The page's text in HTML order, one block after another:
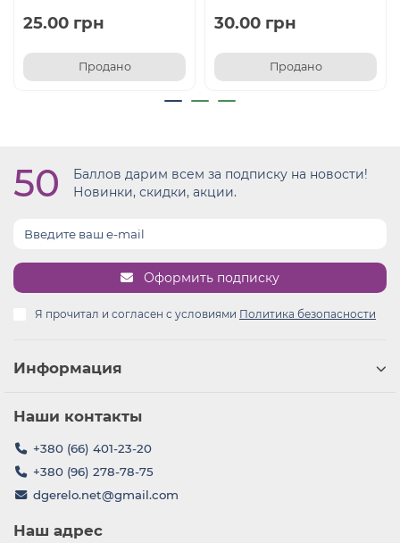
25.00 грн
Продано
30.00 грн
Продано
50
Баллов дарим всем за подписку на новости!
Новинки, скидки, акции.
Оформить подписку
Я прочитал и согласен с условиями Политика безопасности
Информация
Наши контакты
+380 (66) 401-23-20
+380 (96) 278-78-75
dgerelo.net@gmail.com
Наш адрес